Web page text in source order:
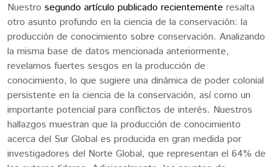
Nuestro segundo artículo publicado recientemente resalta
otro asunto profundo en la ciencia de la conservación: la
producción de conocimiento sobre conservación. Analizando
la misma base de datos mencionada anteriormente,
revelamos fuertes sesgos en la producción de
conocimiento, lo que sugiere una dinámica de poder colonial
persistente en la ciencia de la conservación, así como un
importante potencial para conflictos de interés. Nuestros
hallazgos muestran que la producción de conocimiento
acerca del Sur Global es producida en gran medida por
investigadores del Norte Global, que representan el 64% de